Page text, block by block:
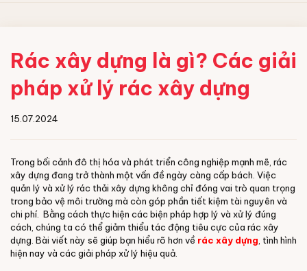
Rác xây dựng là gì? Các giải
pháp xử lý rác xây dựng
15.07.2024
Trong bối cảnh đô thị hóa và phát triển công nghiệp mạnh mẽ, rác
xây dựng đang trở thành một vấn đề ngày càng cấp bách. Việc
quản lý và xử lý rác thải xây dựng không chỉ đóng vai trò quan trọng
trong bảo vệ môi trường mà còn góp phần tiết kiệm tài nguyên và
chi phí. Bằng cách thực hiện các biện pháp hợp lý và xử lý đúng
cách, chúng ta có thể giảm thiểu tác động tiêu cực của rác xây
dựng. Bài viết này sẽ giúp bạn hiểu rõ hơn về rác xây dựng , tình hình
hiện nay và các giải pháp xử lý hiệu quả.